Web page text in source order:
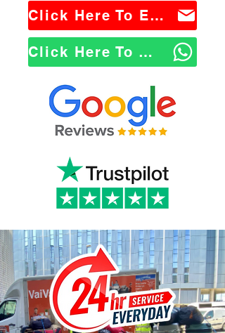
Click Here To Email Us
Click Here To WhatsApp Us